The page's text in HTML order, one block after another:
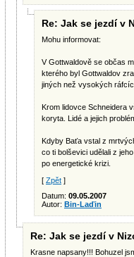
Re: Jak se jezdí v
Mohu informovat:
V Gottwaldově se občas
kterého byl Gottwaldov
jiných než vysokých
Krom lidovce Schneidera
koryta. Lidé a jejich
Kdyby Baťa vstal z
co ti bolševici udělali z
po energetické krizi.
[ Zpět ]
Datum: 09.05.2007
Autor: Bin-Laďin
Re: Jak se jezdí v
Krasne napsany!!! Bohuzel